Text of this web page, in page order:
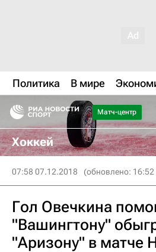
Политика В мире
Матч-центр
Хоккей
07:58 07.12.2018 (обновлено:
Гол Овечкина
"Вашингтону"
"Аризону" в матче